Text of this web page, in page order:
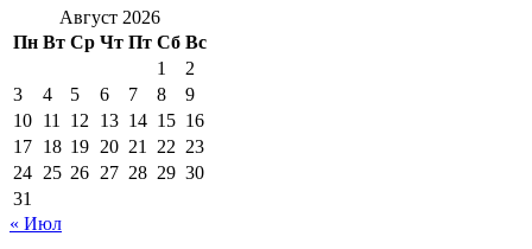
Август 2026
Пн Вт Ср Чт Пт Сб Вс
1
2
3
4 5 6 7 8
9
10 11 12 13 14 15 16
17 18 19 20 21 22 23
24 25 26 27 28 29 30
31
« Июл